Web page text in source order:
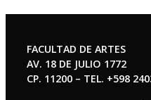
FACULTAD DE ARTES
AV. 18 DE JULIO 1772
CP. 11200 – TEL. +598